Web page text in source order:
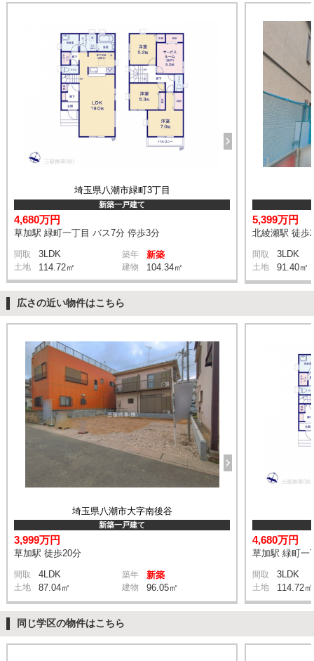
埼玉県八潮市緑町3丁目
新築一戸建て
4,680万円
草加駅 緑町一丁目 バス7分 停歩3分
間取 3LDK 築年 新築
土地 114.72㎡ 建物 104.34㎡
5,399万円
北綾瀬駅 徒歩
間取 3LDK
土地 91.40㎡
広さの近い物件はこちら
埼玉県八潮市大字南後谷
新築一戸建て
3,999万円
草加駅 徒歩20分
間取 4LDK 築年 新築
土地 87.04㎡ 建物 96.05㎡
4,680万円
草加駅 緑町一
間取 3LDK
土地 114.72㎡
同じ学区の物件はこちら